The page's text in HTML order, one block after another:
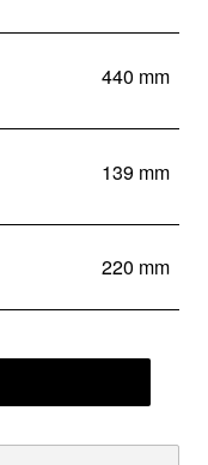
440 mm
139 mm
220 mm